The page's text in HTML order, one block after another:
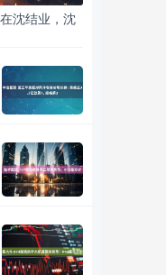
沈结业，沈